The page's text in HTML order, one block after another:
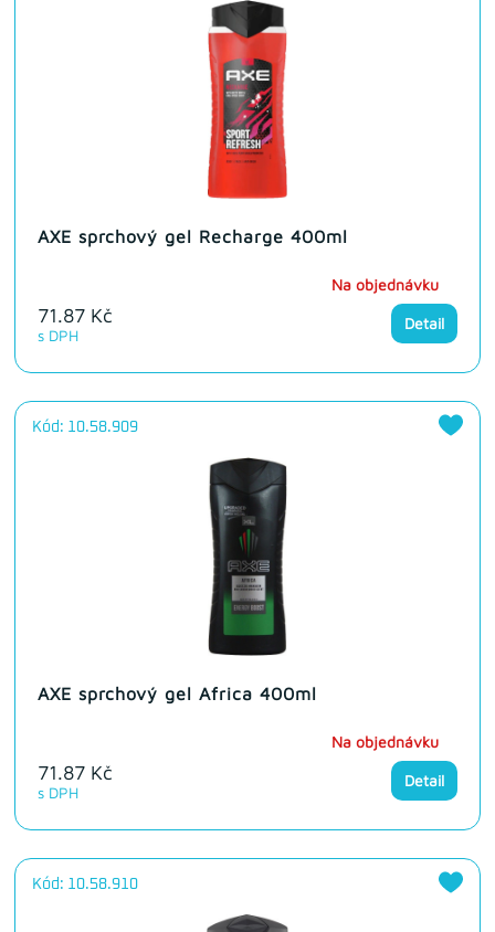
AXE sprchový gel Recharge 400ml
71.87 Kč
s DPH
Na objednávku
Detail
Kód: 10.58.909
AXE sprchový gel Africa 400ml
71.87 Kč
s DPH
Na objednávku
Detail
Kód: 10.58.910